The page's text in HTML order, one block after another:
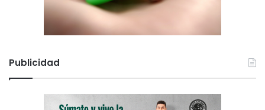
Publicidad